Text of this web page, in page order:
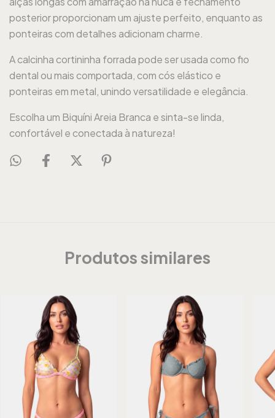
posterior proporcionam um ajuste perfeito, enquanto as
ponteiras com detalhes adicionam charme.
A calcinha cortininha forrada pode ser usada como fio
dental ou mais comportada, com cós elástico e
ponteiras em metal, unindo versatilidade e elegância.
Escolha um Biquíni Areia Branca e sinta-se linda,
confortável e conectada à natureza!
Produtos similares